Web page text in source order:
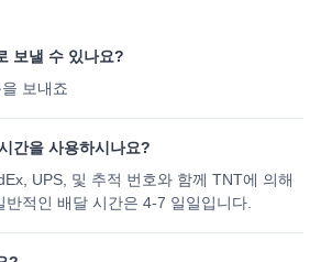
보낼 수 있나요?
보내죠
간을 사용하시나요?
UPS, 및 추적 번호와 함께 TNT에 의해
적인 배달 시간은 4-7 일일입니다.